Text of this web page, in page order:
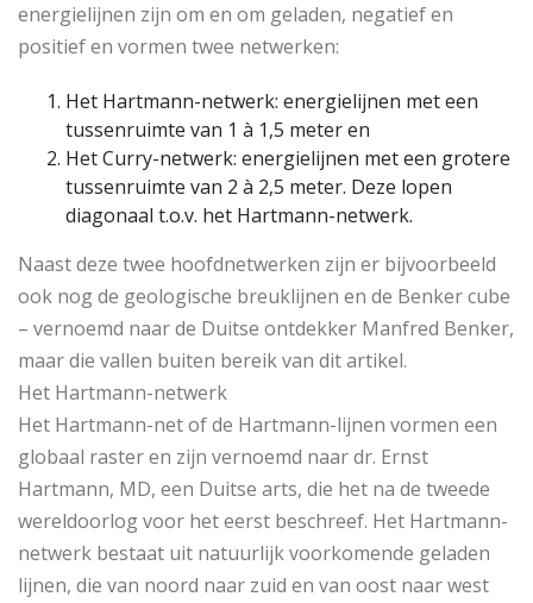
energielijnen zijn om en om geladen, negatief en
positief en vormen twee netwerken:
Het Hartmann-netwerk: energielijnen met een
tussenruimte van 1 à 1,5 meter en
Het Curry-netwerk: energielijnen met een grotere
tussenruimte van 2 à 2,5 meter. Deze lopen
diagonaal t.o.v. het Hartmann-netwerk.
Naast deze twee hoofdnetwerken zijn er bijvoorbeeld
ook nog de geologische breuklijnen en de Benker cube
– vernoemd naar de Duitse ontdekker Manfred Benker,
maar die vallen buiten bereik van dit artikel.
Het Hartmann-netwerk
Het Hartmann-net of de Hartmann-lijnen vormen een
globaal raster en zijn vernoemd naar dr. Ernst
Hartmann, MD, een Duitse arts, die het na de tweede
wereldoorlog voor het eerst beschreef. Het Hartmann-
netwerk bestaat uit natuurlijk voorkomende geladen
lijnen, die van noord naar zuid en van oost naar west